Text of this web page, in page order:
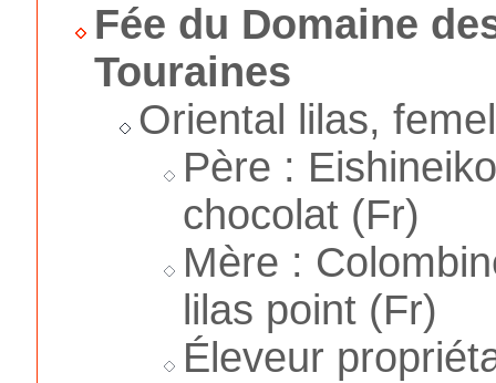
Fée du Domaine
Touraines
Oriental lilas,
Père :
chocolat (Fr)
Mère :
lilas point (Fr)
Éleveur